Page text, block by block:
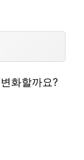
화할까요?